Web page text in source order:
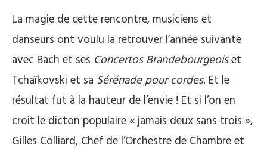
La magie de cette rencontre, musiciens et
danseurs ont voulu la retrouver l’année suivante
avec Bach et ses Concertos Brandebourgeoiset
Tchaïkovski et sa Sérénade pour cordes. Et le
résultat fut à la hauteur de l’envie ! Et si l’on en
croit le dicton populaire « jamais deux sans trois »,
Gilles Colliard, Chef de l’Orchestre de Chambre et